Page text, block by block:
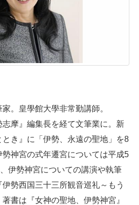
。皇學館大學非常勤講師。
摩』編集長を経て文筆業に。新
き』に「伊勢、永遠の聖地」を8
神宮の式年遷宮については平成5
伊勢神宮についての講演や執筆
勢西国三十三所観音巡礼～もう
書は『女神の聖地、伊勢神宮』